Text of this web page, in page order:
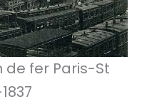
de fer Paris-St